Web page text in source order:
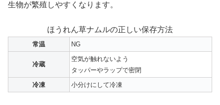
生物が繁殖しやすくなります。
ほうれん草ナムルの正しい保存方法
常温 NG
冷蔵
空気が触れないよう
タッパーやラップで密閉
冷凍
小分けにして冷凍